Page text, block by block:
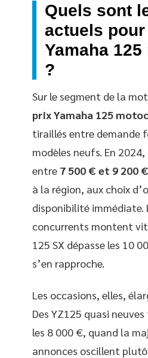
Quels sont
actuels pour
Yamaha
?
Sur le segment de la
prix Yamaha 125
tiraillés entre demande
modèles neufs. En
entre 7 500 € et 9 200 €
à la région, aux choix
disponibilité immédiate.
concurrents montent
125 SX dépasse les 10
s’en rapproche.
Les occasions, elles,
Des YZ125 quasi
les 8 000 €, quand la
annonces oscillent